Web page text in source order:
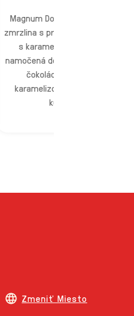
Magnum Double Starchaser -
zmrzlina s príchuťou POPCORNU,
s karamelovým krémom,
namočená do ikonickej mliečnej
čokolády a posypaná
karamelizovanými kúskami
kukurice.
Zmeniť Miesto